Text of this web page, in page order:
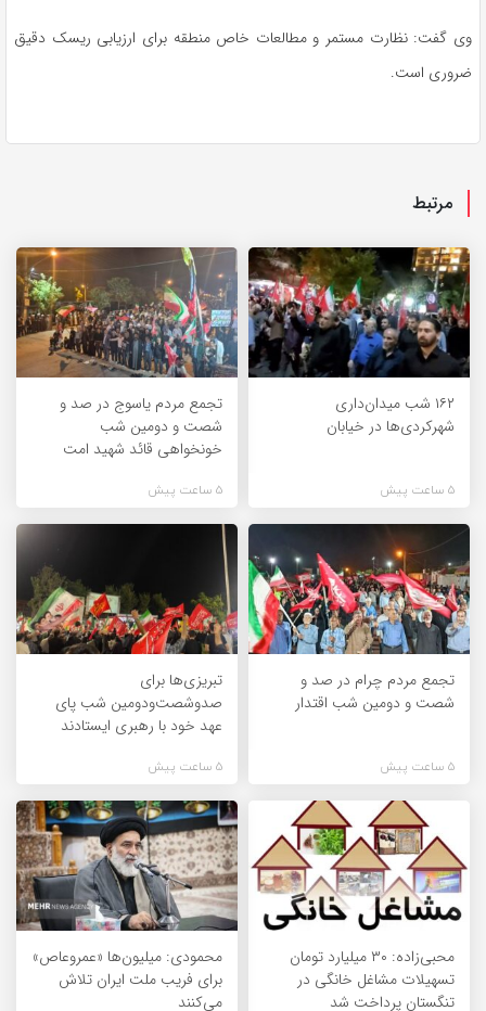
وی گفت: نظارت مستمر و مطالعات خاص منطقه برای ارزیابی ریسک دقیق
ضروری است.
مرتبط
۱۶۲ شب میدان‌داری
شهرکردی‌ها در خیابان
5 ساعت پیش
تجمع مردم یاسوج در صد و
شصت و دومین شب
خونخواهی قائد شهید امت
5 ساعت پیش
تجمع مردم چرام در صد و
شصت و دومین شب اقتدار
5 ساعت پیش
تبریزی‌ها برای
صدوشصت‌ودومین شب پای
عهد خود با رهبری ایستادند
5 ساعت پیش
محبی‌زاده: ۳۰ میلیارد تومان
تسهیلات مشاغل خانگی در
تنگستان پرداخت شد
محمودی: میلیون‌ها «عمروعاص»
برای فریب ملت ایران تلاش
می‌کنند